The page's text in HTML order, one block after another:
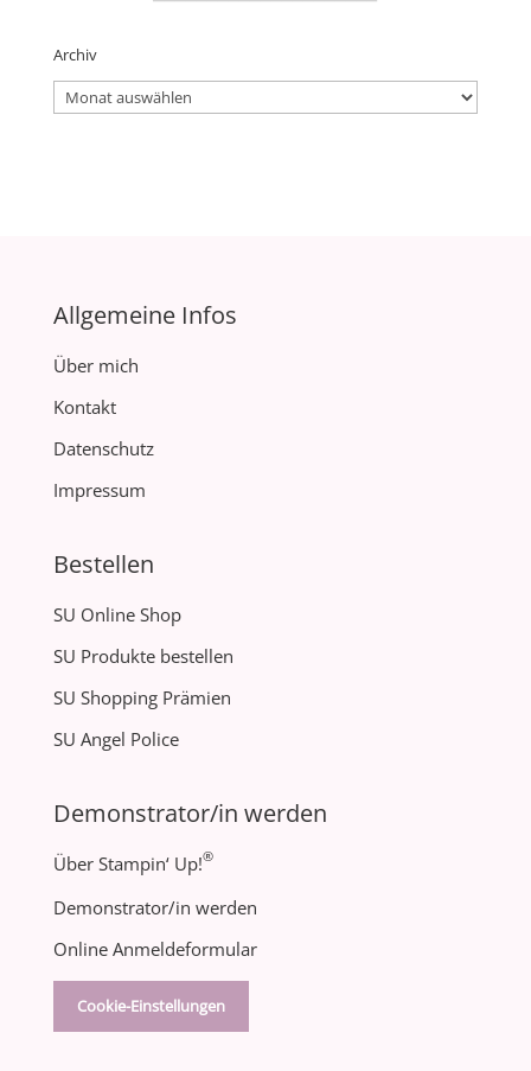
Archiv
Archiv
Allgemeine Infos
Über mich
Kontakt
Datenschutz
Impressum
Bestellen
SU Online Shop
SU Produkte bestellen
SU Shopping Prämien
SU Angel Police
Demonstrator/in werden
Über Stampin‘ Up!®
Demonstrator/in werden
Online Anmeldeformular
Cookie-Einstellungen